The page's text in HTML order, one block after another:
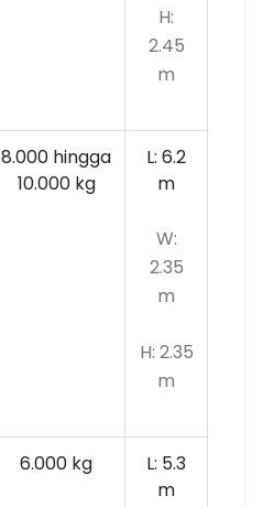
H:
2.45
m
8.000 hingga
10.000 kg
L: 6.2
m
W:
2.35
m
H: 2.35
m
6.000 kg
L: 5.3
m